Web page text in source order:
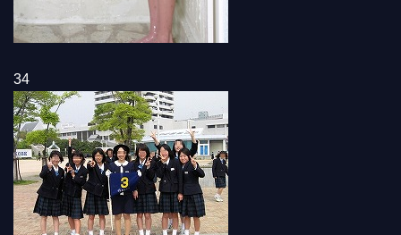
34